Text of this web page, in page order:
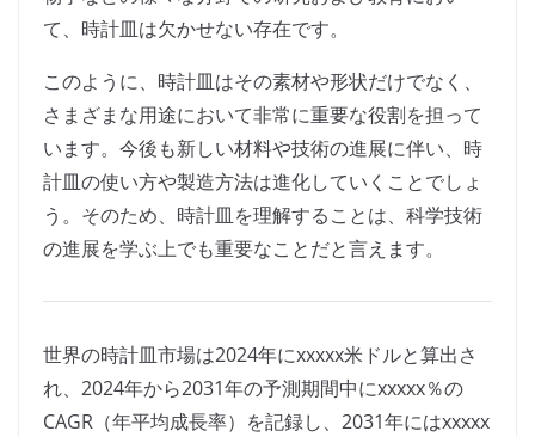
て、時計皿は欠かせない存在です。
このように、時計皿はその素材や形状だけでなく、
さまざまな用途において非常に重要な役割を担って
います。今後も新しい材料や技術の進展に伴い、時
計皿の使い方や製造方法は進化していくことでしょ
う。そのため、時計皿を理解することは、科学技術
の進展を学ぶ上でも重要なことだと言えます。
世界の時計皿市場は2024年にxxxxx米ドルと算出さ
れ、2024年から2031年の予測期間中にxxxxx％の
CAGR（年平均成長率）を記録し、2031年にはxxxxx